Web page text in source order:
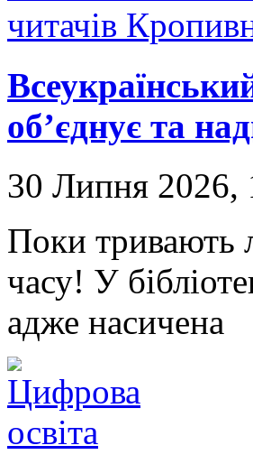
об’єднує та
30 Липня 2026,
Поки тривають
часу! У
адже насичена